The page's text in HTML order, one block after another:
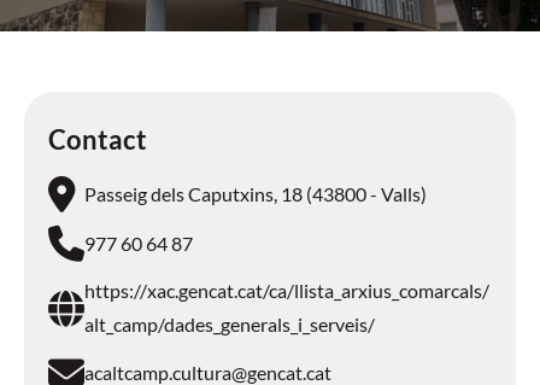
Contact
Passeig dels Caputxins, 18 (43800 - Valls)
977 60 64 87
https://xac.gencat.cat/ca/llista_arxius_comarcals/
alt_camp/dades_generals_i_serveis/
acaltcamp.cultura@gencat.cat